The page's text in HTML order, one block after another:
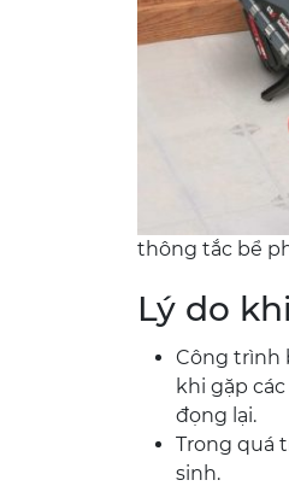
thông tắc bể
Lý do
Công trình
khi gặp
đọng lại.
Trong quá
sinh.